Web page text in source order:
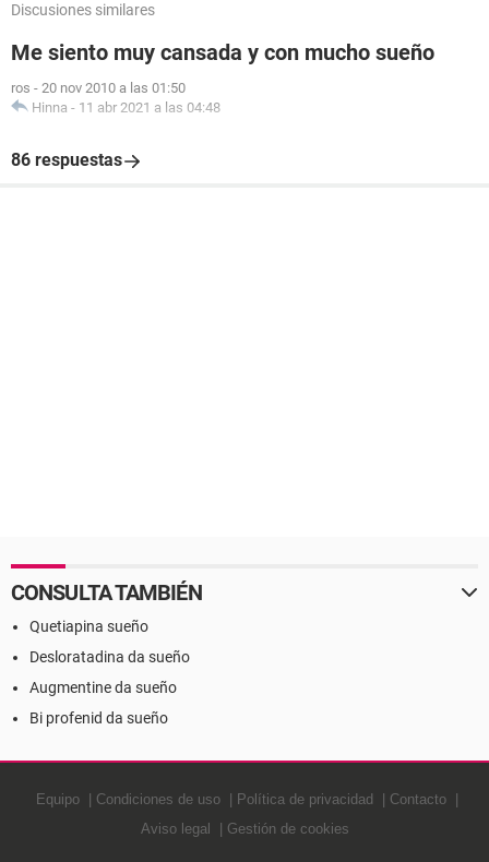
Discusiones similares
Me siento muy cansada y con mucho sueño
ros - 20 nov 2010 a las 01:50
Hinna - 11 abr 2021 a las 04:48
86 respuestas
CONSULTA TAMBIÉN
Quetiapina sueño
Desloratadina da sueño
Augmentine da sueño
Bi profenid da sueño
Equipo Condiciones de uso Política de privacidad
Contacto
Aviso legal
Gestión de cookies